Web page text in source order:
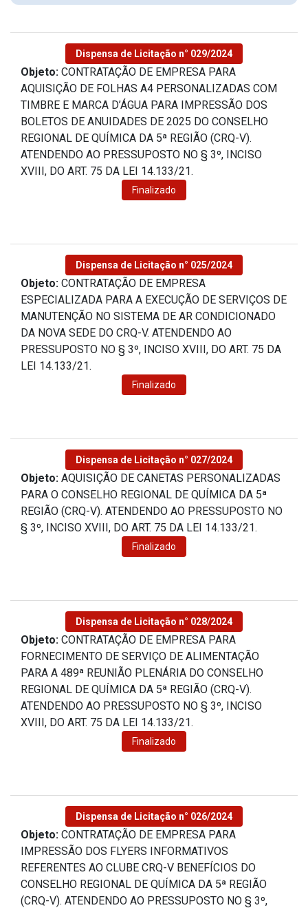
Dispensa de Licitação n° 029/2024
Objeto: CONTRATAÇÃO DE EMPRESA PARA
AQUISIÇÃO DE FOLHAS A4 PERSONALIZADAS COM
TIMBRE E MARCA D’ÁGUA PARA IMPRESSÃO DOS
BOLETOS DE ANUIDADES DE 2025 DO CONSELHO
REGIONAL DE QUÍMICA DA 5ª REGIÃO (CRQ-V).
ATENDENDO AO PRESSUPOSTO NO § 3º, INCISO
XVIII, DO ART. 75 DA LEI 14.133/21.
Finalizado
Dispensa de Licitação n° 025/2024
Objeto: CONTRATAÇÃO DE EMPRESA
ESPECIALIZADA PARA A EXECUÇÃO DE SERVIÇOS DE
MANUTENÇÃO NO SISTEMA DE AR CONDICIONADO
DA NOVA SEDE DO CRQ-V. ATENDENDO AO
PRESSUPOSTO NO § 3º, INCISO XVIII, DO ART. 75 DA
LEI 14.133/21.
Finalizado
Dispensa de Licitação n° 027/2024
Objeto: AQUISIÇÃO DE CANETAS PERSONALIZADAS
PARA O CONSELHO REGIONAL DE QUÍMICA DA 5ª
REGIÃO (CRQ-V). ATENDENDO AO PRESSUPOSTO NO
§ 3º, INCISO XVIII, DO ART. 75 DA LEI 14.133/21.
Finalizado
Dispensa de Licitação n° 028/2024
Objeto: CONTRATAÇÃO DE EMPRESA PARA
FORNECIMENTO DE SERVIÇO DE ALIMENTAÇÃO
PARA A 489ª REUNIÃO PLENÁRIA DO CONSELHO
REGIONAL DE QUÍMICA DA 5ª REGIÃO (CRQ-V).
ATENDENDO AO PRESSUPOSTO NO § 3º, INCISO
XVIII, DO ART. 75 DA LEI 14.133/21.
Finalizado
Dispensa de Licitação n° 026/2024
Objeto: CONTRATAÇÃO DE EMPRESA PARA
IMPRESSÃO DOS FLYERS INFORMATIVOS
REFERENTES AO CLUBE CRQ-V BENEFÍCIOS DO
CONSELHO REGIONAL DE QUÍMICA DA 5ª REGIÃO
(CRQ-V). ATENDENDO AO PRESSUPOSTO NO § 3º,